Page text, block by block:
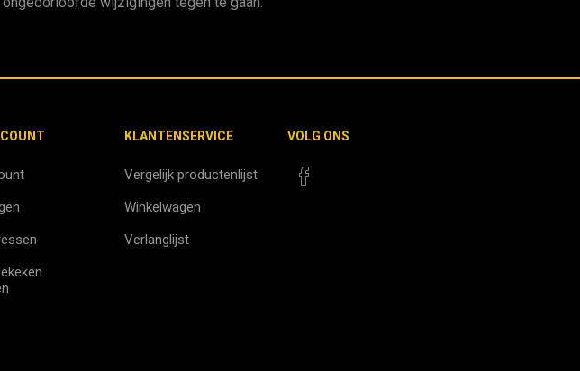
KLANTENSERVICE
Vergelijk productenlijst
Winkelwagen
Verlanglijst
VOLG ONS